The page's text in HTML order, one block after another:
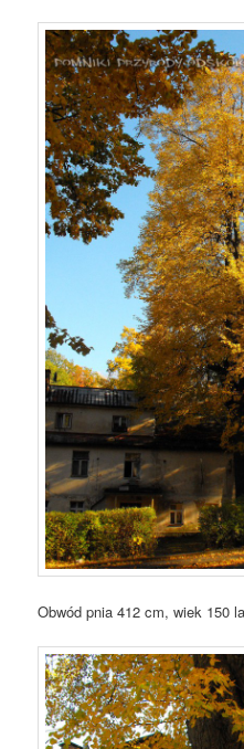
Obwód pnia 412 cm, wiek 150